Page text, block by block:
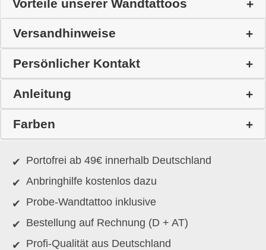
Vorteile unserer Wandtattoos
Versandhinweise
Persönlicher Kontakt
Anleitung
Farben
Portofrei ab 49€ innerhalb Deutschland
Anbringhilfe kostenlos dazu
Probe-Wandtattoo inklusive
Bestellung auf Rechnung (D + AT)
Profi-Qualität aus Deutschland